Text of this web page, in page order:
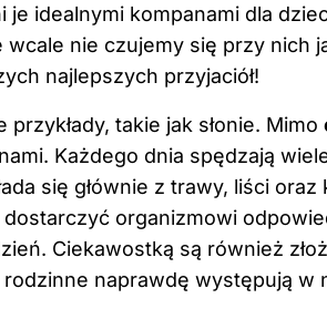
idealnymi kompanami dla
nie czujemy się przy nich
najlepszych przyjaciół!
takie jak słonie. Mimo
Każdego dnia spędzają
się głównie z trawy, liści
organizmowi
Ciekawostką są również
naprawdę występują w